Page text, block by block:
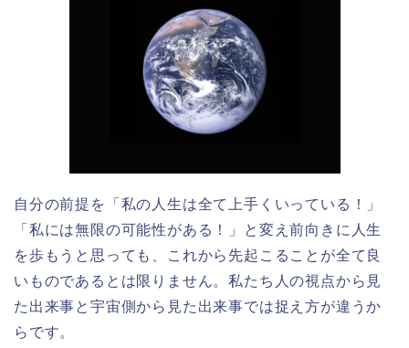
自分の前提を「私の人生は全て上手くいっている！」
「私には無限の可能性がある！」と変え前向きに人生
を歩もうと思っても、これから先起こることが全て良
いものであるとは限りません。私たち人の視点から見
た出来事と宇宙側から見た出来事では捉え方が違うか
らです。